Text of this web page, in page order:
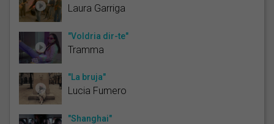
Laura Garriga
"Voldria dir-te"
Tramma
"La bruja"
Lucia Fumero
"Shanghai"